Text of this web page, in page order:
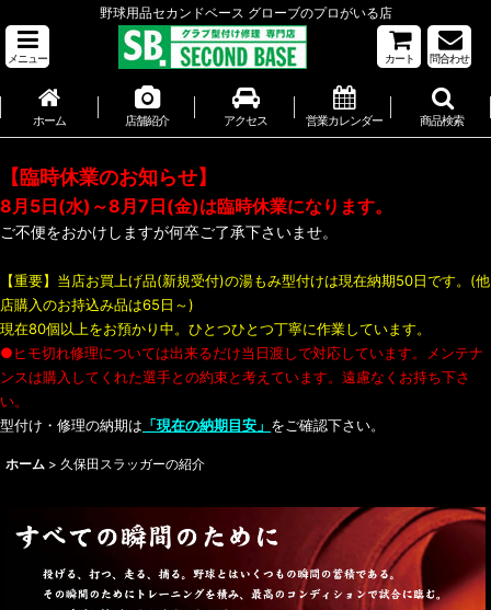
野球用品セカンドベース グローブのプロがいる店
メニュー カート 問合わせ
ホーム 店舗紹介 アクセス 営業カレンダー 商品検索
【臨時休業のお知らせ】
8月5日(水)～8月7日(金)は臨時休業になります。
ご不便をおかけしますが何卒ご了承下さいませ。
【重要】当店お買上げ品(新規受付)の湯もみ型付けは現在納期50日です。(他
店購入のお持込み品は65日～)
現在80個以上をお預かり中。ひとつひとつ丁寧に作業しています。
●ヒモ切れ修理については出来るだけ当日渡しで対応しています。メンテナ
ンスは購入してくれた選手との約束と考えています。遠慮なくお持ち下さ
い。
型付け・修理の納期は 「現在の納期目安」 をご確認下さい。
ホーム > 久保田スラッガーの紹介